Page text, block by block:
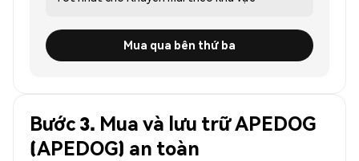
Mua qua bên thứ ba
Bước 3. Mua và lưu trữ APEDOG
(APEDOG) an toàn